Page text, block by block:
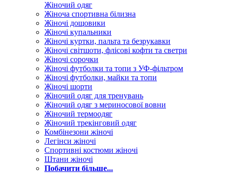
Жіночий одяг
Жіноча спортивна білизна
Жіночі дощовики
Жіночі купальники
Жіночі куртки, пальта та безрукавки
Жіночі світшоти, флісові кофти та светри
Жіночі сорочки
Жіночі футболки та топи з УФ-фільтром
Жіночі футболки, майки та топи
Жіночі шорти
Жіночий одяг для тренувань
Жіночий одяг з мериносової вовни
Жіночий термоодяг
Жіночий трекінговий одяг
Комбінезони жіночі
Легінси жіночі
Спортивні костюми жіночі
Штани жіночі
Побачити більше...